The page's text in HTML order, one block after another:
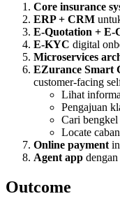
Core insurance
ERP + CRM
E-Quotation + E-
E-KYC digital
Microservices
EZurance Smart
customer-facing
Lihat
Pengajuan
Cari bengkel
Locate
Online payment
Agent app
Outcome